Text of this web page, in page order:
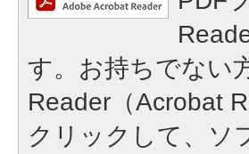
す。お持ちでない
Reader（Acrobat
クリックして、ソ